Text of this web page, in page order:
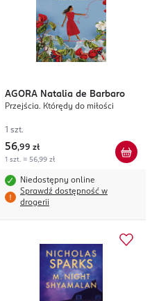
AGORA Natalia de Barbaro
Przejścia. Którędy do miłości
1 szt.
56,99 zł
1 szt. = 56,99 zł
Niedostępny online
Sprawdź dostępność w
drogerii